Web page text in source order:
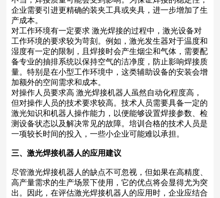
企业需要引进更精确的装夹工具或夹具，进一步增加了生
产成本。
对工作环境有一定要求 激光焊接的过程中，激光设备对
工作环境的要求较为苛刻。例如，激光发生器对于温度和
湿度有一定的限制，且焊接时会产生烟尘和气体，需要配
备专业的抽排系统以保持空气的洁净度，防止影响焊接质
量。特别是在小型工作环境中，这类辅助设备的安装会增
加额外的空间需求和成本。
对操作人员要求高 激光焊接机器人虽然自动化程度高，
但对操作人员的技术要求较高。技术人员需要具备一定的
激光知识和机器人操作能力，以便能够设置焊接参数、检
测设备状态以及解决常见的故障。培训合格的技术人员是
一项较长时间的投入，一些小企业可能难以承担。
三、激光焊接机器人的应用建议
尽管激光焊接机器人的缺点不可忽视，但如果在高精度、
高产量需求的生产场景下使用，它的优点将会显得尤为突
出。因此，在评估激光焊接机器人的应用时，企业应结合